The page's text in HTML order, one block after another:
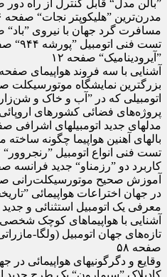
”بالن مدل“ قابل کنترل از راه دور
مدرن‌ترین ”هلیکوپتر نجات“ صفحه ۶
مسافرت گرد جهان با نیروی ”باد“
تست فنی اتومبیل ”پورشه ۹۴۴“ صفحه ۱۰
”آیرودینامیک“ صفحه ۱۲
آشنایی با سه فروند هواپیمای صفحه ۱۸
بزرگترین نمایشگاه موتورسیکلت
اتومبیلی که در ”آب و خاک و
پروژه‌های فضائی کشورهای اروپائی
مدلهای جدید اتومبیلهای اشرافی
بالهای آهنین هواپیما چگونه ساخته
تست فنی انواع اتومبیل ”رنجروور“ ۱۹۸۲ صفحه ۳۹
کاربرد دو ”رزمناو“ جدید فرانسه
آموزش صحیح موتورسیکلت‌رانی
در جهان اختراعات هواپیمائی
معرفی یک اتومبیل استثنائی و
آشنایی با هواپیماهای کوچک شخصی ۱۹۸۲ صفحه ۵۲
تازه‌های جهان اتومبیل (ولگا-
صفحه ۵۸
وقایع و دگرگونیهای هواپیمائی در
کادیلاک ”سیمارون“ یک طرح جدید